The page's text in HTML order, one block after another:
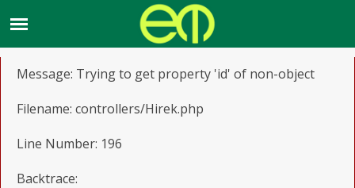
A PHP Error was encountered
Message: Trying to get property 'id' of non-object
Filename: controllers/Hirek.php
Line Number: 196
Backtrace: